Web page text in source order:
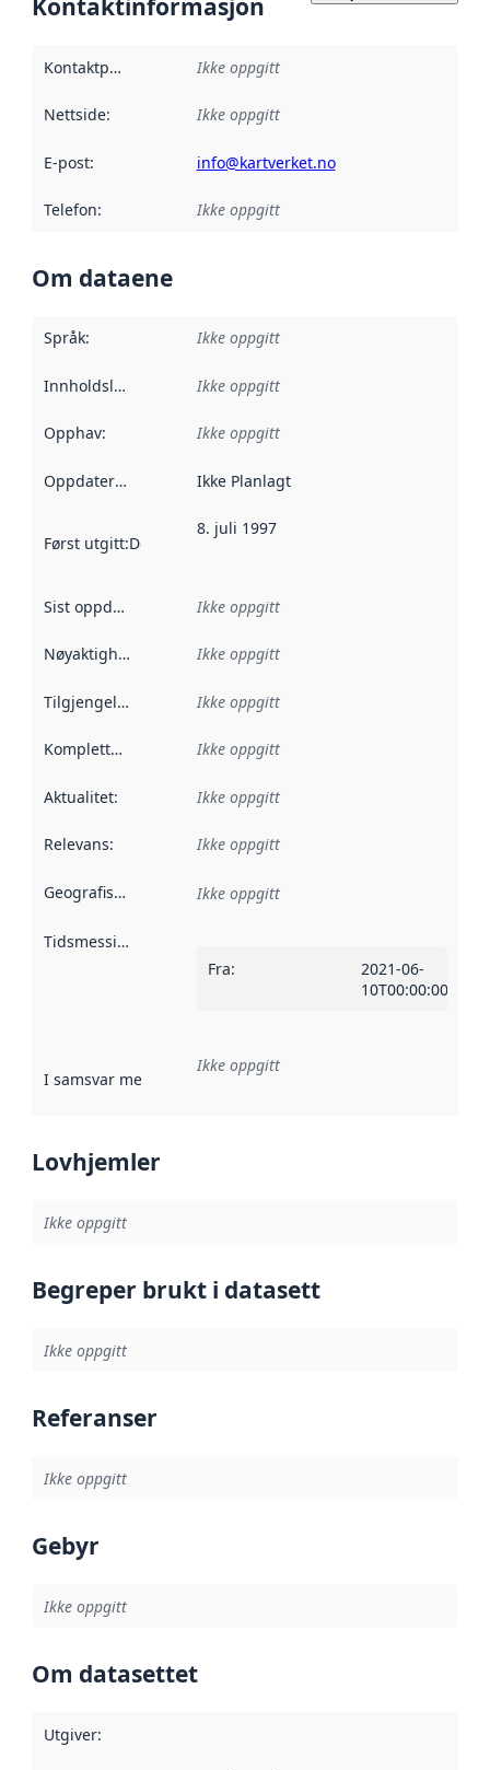
Kontaktinformasjon
Kontaktpunkt Ikke oppgitt
Nettside: Ikke oppgitt
E-post: info@kartverket.no
Telefon: Ikke oppgitt
Om dataene
Språk: Ikke oppgitt
Innholdsleverandører :
Ikke oppgitt
Opphav: Ikke oppgitt
Oppdateringsfrekvens :
Ikke Planlagt
Først utgitt:Denne datoen sier når dataene i dette
8. juli 1997
Sist oppdatert Ikke oppgitt
Nøyaktighet Ikke oppgitt
Tilgjengelighet Ikke oppgitt
Kompletthet Ikke oppgitt
Aktualitet: Ikke oppgitt
Relevans: Ikke oppgitt
Geografisk avgrensning :
Ikke oppgitt
Tidsmessig avgrensning
Fra:
2021-06-
10T00:00:00Z
I samsvar med Referanse til en implementasjonsregel
Ikke oppgitt
Lovhjemler
Ikke oppgitt
Begreper brukt i datasett
Ikke oppgitt
Referanser
Ikke oppgitt
Gebyr
Ikke oppgitt
Om datasettet
Utgiver: